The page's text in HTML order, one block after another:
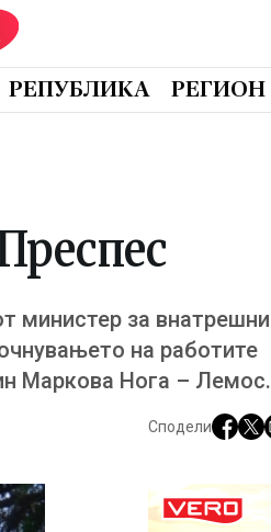
РЕПУБЛИКА РЕГИОН
министер за внатрешни
на работите
Маркова Нога – Лемос.
Сподели